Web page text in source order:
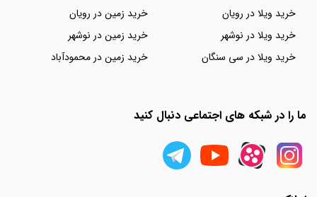
خرید ویلا در رویان
خرید ویلا در نوشهر
خرید ویلا در سی سنگان
خرید زمین در رویان
خرید زمین در نوشهر
خرید زمین در محمودآباد
ما را در شبکه های اجتماعی دنبال کنید